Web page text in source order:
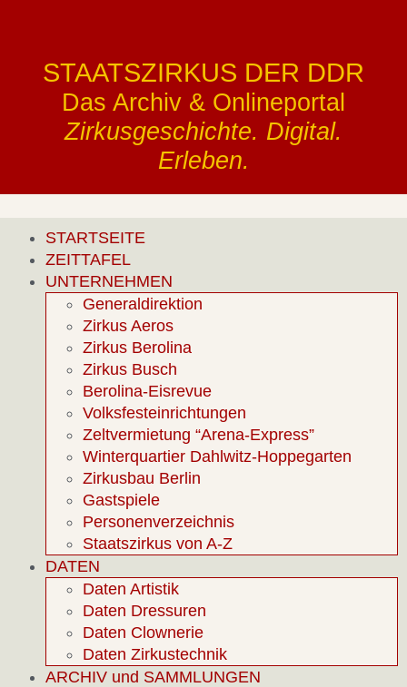
STAATSZIRKUS DER DDR
Das Archiv & Onlineportal
Zirkusgeschichte. Digital.
Erleben.
STARTSEITE
ZEITTAFEL
UNTERNEHMEN
Generaldirektion
Zirkus Aeros
Zirkus Berolina
Zirkus Busch
Berolina-Eisrevue
Volksfesteinrichtungen
Zeltvermietung “Arena-Express”
Winterquartier Dahlwitz-Hoppegarten
Zirkusbau Berlin
Gastspiele
Personenverzeichnis
Staatszirkus von A-Z
DATEN
Daten Artistik
Daten Dressuren
Daten Clownerie
Daten Zirkustechnik
ARCHIV und SAMMLUNGEN